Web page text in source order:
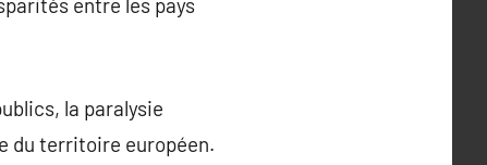
la paralysie
du territoire européen.